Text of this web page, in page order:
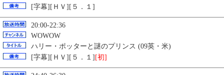
[字幕][ＨＶ][５．１]
20:00-22:36
WOWOW
ハリー・ポッターと謎のプリンス (09英・米)
[字幕][ＨＶ][５．１] [初]